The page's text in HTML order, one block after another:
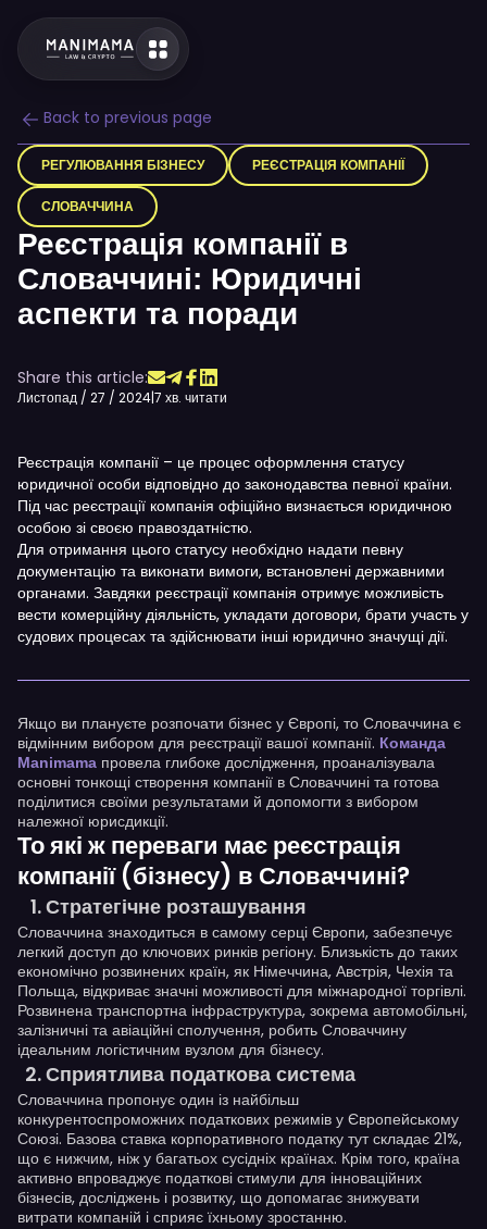
Back to previous page
РЕГУЛЮВАННЯ БІЗНЕСУ РЕЄСТРАЦІЯ КОМПАНІЇ
СЛОВАЧЧИНА
Реєстрація компанії в
Словаччині: Юридичні
аспекти та поради
Share this article:
Листопад / 27 / 2024|7 хв. читати
Реєстрація компанії – це процес оформлення статусу
юридичної особи відповідно до законодавства певної країни.
Під час реєстрації компанія офіційно визнається юридичною
особою зі своєю правоздатністю.
Для отримання цього статусу необхідно надати певну
документацію та виконати вимоги, встановлені державними
органами. Завдяки реєстрації компанія отримує можливість
вести комерційну діяльність, укладати договори, брати участь у
судових процесах та здійснювати інші юридично значущі дії.
Якщо ви плануєте розпочати бізнес у Європі, то Словаччина є
відмінним вибором для реєстрації вашої компанії. Команда
Manimama провела глибоке дослідження, проаналізувала
основні тонкощі створення компанії в Словаччині та готова
поділитися своїми результатами й допомогти з вибором
належної юрисдикції.
То які ж переваги має реєстрація
компанії (бізнесу) в Словаччині?
Стратегічне розташування
Словаччина знаходиться в самому серці Європи, забезпечує
легкий доступ до ключових ринків регіону. Близькість до таких
економічно розвинених країн, як Німеччина, Австрія, Чехія та
Польща, відкриває значні можливості для міжнародної торгівлі.
Розвинена транспортна інфраструктура, зокрема автомобільні,
залізничні та авіаційні сполучення, робить Словаччину
ідеальним логістичним вузлом для бізнесу.
Сприятлива податкова система
Словаччина пропонує один із найбільш
конкурентоспроможних податкових режимів у Європейському
Союзі. Базова ставка корпоративного податку тут складає 21%,
що є нижчим, ніж у багатьох сусідніх країнах. Крім того, країна
активно впроваджує податкові стимули для інноваційних
бізнесів, досліджень і розвитку, що допомагає знижувати
витрати компаній і сприяє їхньому зростанню.